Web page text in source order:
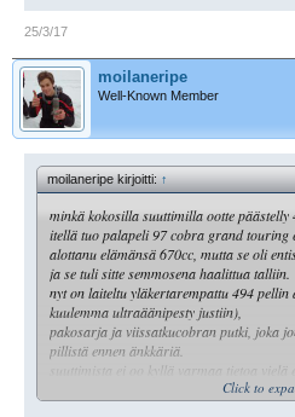
25/3/17
moilaneripe
Well-Known Member
moilaneripe kirjoitti:↑
minkä kokosilla suuttimilla ootte
itellä tuo palapeli 97 cobra grand touring
alottanu elämänsä 670cc, mutta se oli
ja se tuli sitte semmosena haalittua talliin.
nyt on laiteltu yläkertarempattu 494
kuulemma ultraäänipesty justiin),
pakosarja ja viissatkucobran putki, joka
pillistä ennen änkkäriä.
suuttimista ei oo kyllä varmaa tietoa vielä
kaasarien päällä luki että 330 (pto
Click to